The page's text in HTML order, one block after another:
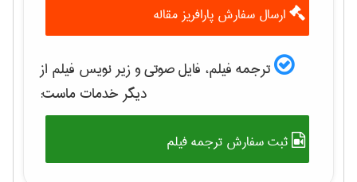
ارسال سفارش پارافریز مقاله
ترجمه فیلم، فایل صوتی و زیر نویس فیلم از
دیگر خدمات ماست:
ثبت سفارش ترجمه فیلم